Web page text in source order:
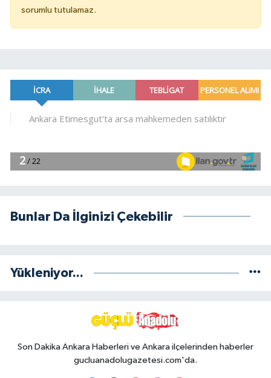
sorumlu tutulamaz.
Bunlar Da İlginizi Çekebilir
Yükleniyor...
Son Dakika Ankara Haberleri ve Ankara ilçelerinden haberler
gucluanadolugazetesi.com'da.